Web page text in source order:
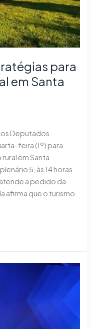
para
em Santa
Deputados
feira (1º) para
em Santa
5, às 14 horas.
a pedido da
afirma que o turismo